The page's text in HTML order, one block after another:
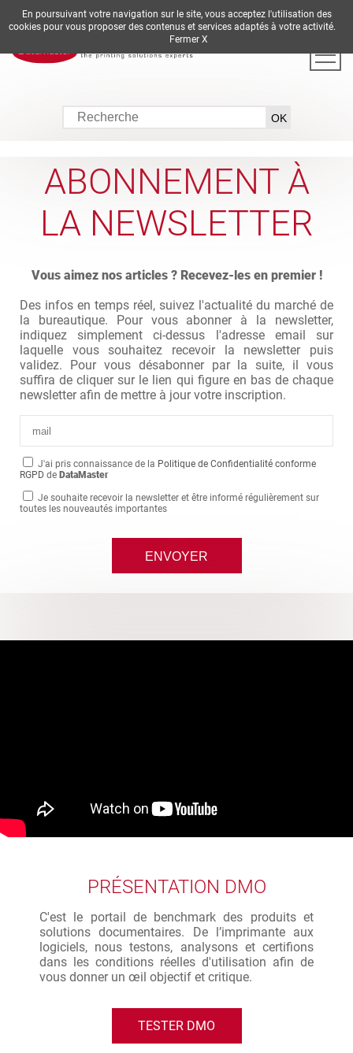
DE EN ES FR IT
ABONNEMENT À
LA NEWSLETTER
Vous aimez nos articles ? Recevez-les en premier !
Des infos en temps réel, suivez l'actualité du marché de
la bureautique. Pour vous abonner à la newsletter,
indiquez simplement ci-dessus l'adresse email sur
laquelle vous souhaitez recevoir la newsletter puis
validez. Pour vous désabonner par la suite, il vous
suffira de cliquer sur le lien qui figure en bas de chaque
newsletter afin de mettre à jour votre inscription.
J'ai pris connaissance de la Politique de Confidentialité conforme
RGPD de DataMaster
Je souhaite recevoir la newsletter et être informé régulièrement sur
toutes les nouveautés importantes
PRÉSENTATION DMO
C'est le portail de benchmark des produits et
solutions documentaires. De l’imprimante aux
logiciels, nous testons, analysons et certifions
dans les conditions réelles d'utilisation afin de
vous donner un œil objectif et critique.
TESTER DMO
En poursuivant votre navigation sur le site, vous acceptez l'utilisation des
cookies pour vous proposer des contenus et services adaptés à votre activité.
Fermer X